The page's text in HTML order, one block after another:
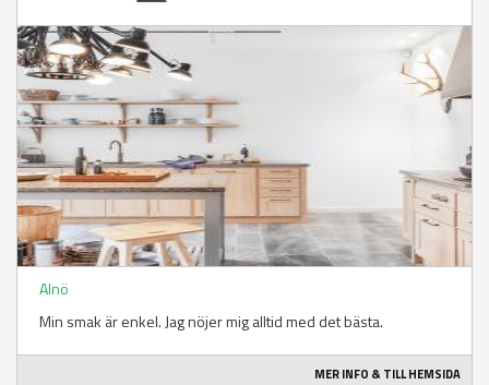
Alnö
Min smak är enkel. Jag nöjer mig alltid med det bästa.
MER INFO & TILL HEMSIDA